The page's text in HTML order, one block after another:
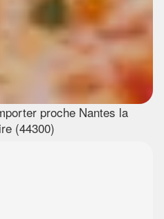
proche Nantes la
(44300)